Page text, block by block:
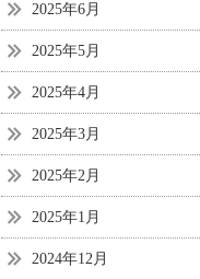
2025年6月
2025年5月
2025年4月
2025年3月
2025年2月
2025年1月
2024年12月